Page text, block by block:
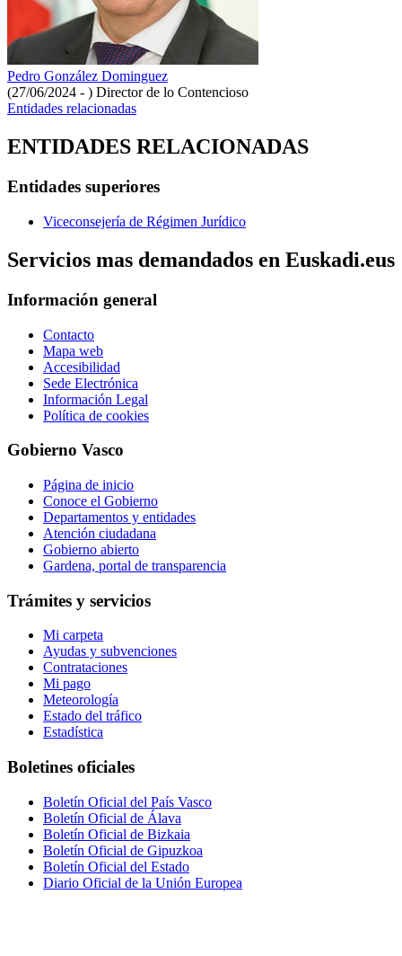
Pedro González Dominguez
(27/06/2024 - ) Director de lo Contencioso
Entidades relacionadas
ENTIDADES RELACIONADAS
Entidades superiores
Viceconsejería de Régimen Jurídico
Servicios mas demandados en Euskadi.eus
Información general
Contacto
Mapa web
Accesibilidad
Sede Electrónica
Información Legal
Política de cookies
Gobierno Vasco
Página de inicio
Conoce el Gobierno
Departamentos y entidades
Atención ciudadana
Gobierno abierto
Gardena, portal de transparencia
Trámites y servicios
Mi carpeta
Ayudas y subvenciones
Contrataciones
Mi pago
Meteorología
Estado del tráfico
Estadística
Boletines oficiales
Boletín Oficial del País Vasco
Boletín Oficial de Álava
Boletín Oficial de Bizkaia
Boletín Oficial de Gipuzkoa
Boletín Oficial del Estado
Diario Oficial de la Unión Europea